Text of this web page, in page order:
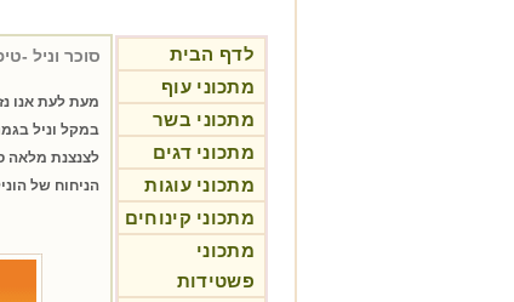
לדף הבית
מתכוני עוף
מתכוני בשר
מתכוני דגים
מתכוני עוגות
מתכוני קינוחים
מתכוני
פשטידות
סוכר וניל -
מעת לעת אנו
במקל וניל
לצנצנת מלאה
הניחוח של